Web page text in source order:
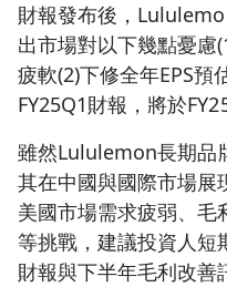
財報發布後，
出市場對以下幾點憂慮
疲軟(2)下修全年EPS預
FY25Q1財報，將於
雖然Lululemon長期品
其在中國與國際市場展
美國市場需求疲弱、毛
等挑戰，建議投資人短
財報與下半年毛利改善